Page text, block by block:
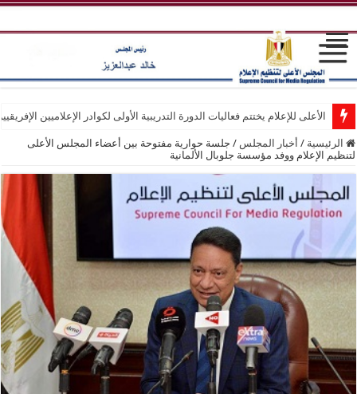
الأعلى للإعلام يختتم فعاليات الدورة التدريبية الأولى لكوادر الإعلاميين
الرئيسية / أخبار المجلس / جلسة حوارية مفتوحة بين أعضاء المجلس الأعلى
لتنظيم الإعلام ووفد مؤسسة جلوبال الألمانية